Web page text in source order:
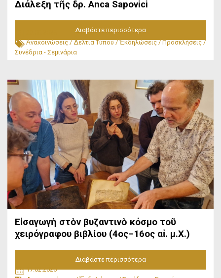
Διάλεξη τῆς δρ. Anca Sapovici
Διαβάστε περισσότερα
Ἀνακοινώσεις/Δελτία Τύπου/Ἐκδηλώσεις/Προσκλήσεις/
Συνέδρια - Σεμινάρια
Εἰσαγωγὴ στὸν βυζαντινὸ κόσμο τοῦ
χειρόγραφου βιβλίου (4ος–16ος αἰ. μ.Χ.)
Διαβάστε περισσότερα
17.02.2026